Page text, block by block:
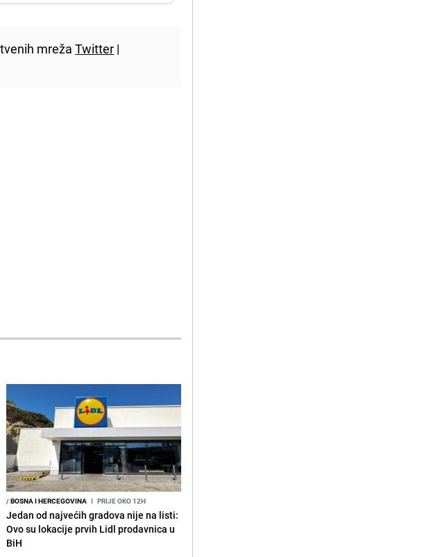
mrežaTwitter |
/BOSNA I HERCEGOVINA I PRIJE OKO 12H
Jedan od najvećih gradova nije na listi:
Ovo su lokacije prvih Lidl prodavnica u
BiH